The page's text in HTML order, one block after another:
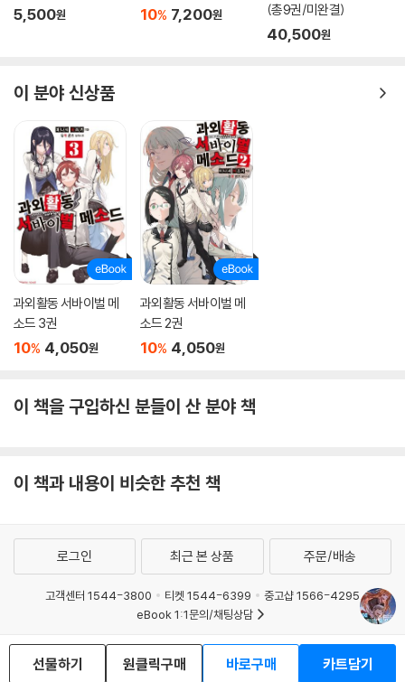
5,500원 10% 7,200원
(총9권/미완결)
40,500원
이 분야 신상품
과외활동 서바이벌 메
소드 3권
10% 4,050원
과외활동 서바이벌 메
소드 2권
10% 4,050원
이 책을 구입하신 분들이 산 분야 책
이 책과 내용이 비슷한 추천 책
선물하기 원클릭구매 바로구매 카트담기
로그인 최근 본 상품 주문/배송
고객센터 1544-3800 티켓 1544-6399
중고샵 1566-4295
eBook 1:1문의/채팅상담
예스이십사(주) 사업자 정보
이용약관
개인정보처리방침
청소년보호정책